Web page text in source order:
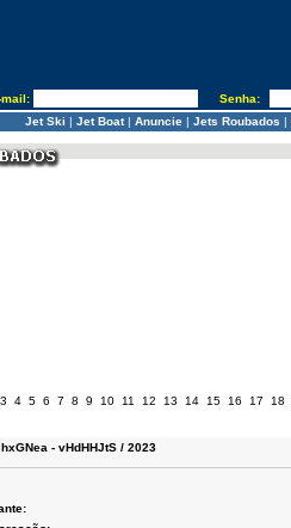
mail:
Senha:
Jet Ski | Jet Boat| Anuncie| Jets Roubados |
3 4 5 6 7 8 9 10 11 12 13 14 15 16 17 18
- vHdHHJtS / 2023